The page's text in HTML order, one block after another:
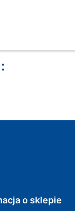
o sklepie